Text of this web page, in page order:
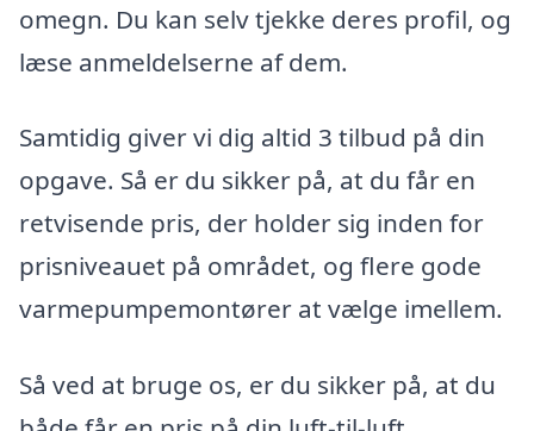
omegn. Du kan selv tjekke deres profil, og
læse anmeldelserne af dem.
Samtidig giver vi dig altid 3 tilbud på din
opgave. Så er du sikker på, at du får en
retvisende pris, der holder sig inden for
prisniveauet på området, og flere gode
varmepumpemontører at vælge imellem.
Så ved at bruge os, er du sikker på, at du